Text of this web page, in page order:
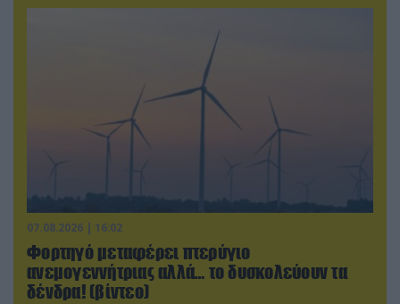
07.08.2026 | 16:02
Φορτηγό μεταφέρει πτερύγιο
ανεμογεννήτριας αλλά… το δυσκολεύουν τα
δένδρα! (βίντεο)